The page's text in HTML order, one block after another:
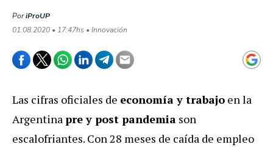
PoriProUP
01.08.2020 • 17:47hs • Innovación
Las cifras oficiales de economía y trabajo en la
Argentinapre y post pandemia son
escalofriantes. Con 28 meses de caída de empleo